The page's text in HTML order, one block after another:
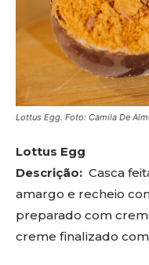
Lottus Egg. Foto: Camila De
Lottus Egg
Descrição: Casca
amargo e recheio
preparado com
creme finalizado